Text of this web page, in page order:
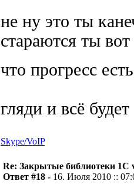
не ну это ты
стараются ты
что прогресс
гляди и всё
Skype/VoIP
Re: Закрытые библиотеки 1С
Ответ #18 - 16. Июля 2010 ::